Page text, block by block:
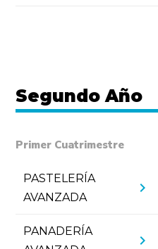
Segundo Año
Primer Cuatrimestre
PASTELERÍA
AVANZADA
chevron_right
PANADERÍA
chevron_right